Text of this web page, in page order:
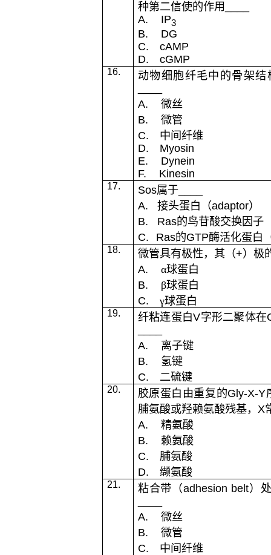
种第二信使的作用
A.
IP3
B.
DG
C.
cAMP
D.
cGMP
16.
动物细胞纤毛中的骨架结
A.
微丝
B.
微管
C.
中间纤维
D.
Myosin
E.
Dynein
F.
Kinesin
17. Sos属于____
A.
接头蛋白（adaptor）
B.
Ras的鸟苷酸交换因子
C.
Ras的GTP酶活化蛋白
18. 微管具有极性，其（+）极
A.
α球蛋白
B.
β球蛋白
C.
γ球蛋白
19. 纤粘连蛋白V字形二聚体在
A.
离子键
B.
氢键
C.
二硫键
20. 胶原蛋白由重复的Gly-X-Y
脯氨酸或羟赖氨酸残基， X
A.
精氨酸
B.
赖氨酸
C.
脯氨酸
D.
缬氨酸
21. 粘合带（adhesion belt）
A.
微丝
B.
微管
C.
中间纤维